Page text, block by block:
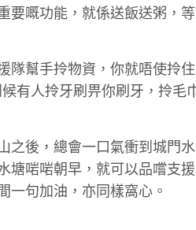
要嘅功能，就係送飯送粥，
隊幫手拎物資，你就唔使拎
有人拎牙刷畀你刷牙，拎毛
之後，總會一口氣衝到城門
塘啱啱朝早，就可以品嚐支
一句加油，亦同樣窩心。